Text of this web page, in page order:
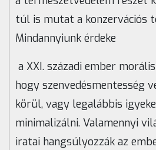
túl is mutat a konzervációs
Mindannyiunk érdeke
a XXI. századi ember
hogy szenvedésmentesség
körül, vagy legalábbis
minimalizálni. Valamennyi
iratai hangsúlyozzák az